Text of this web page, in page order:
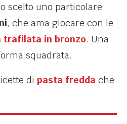
scelto uno particolare
, che ama giocare con le
trafilata in bronzo. Una
squadrata.
di pasta fredda che